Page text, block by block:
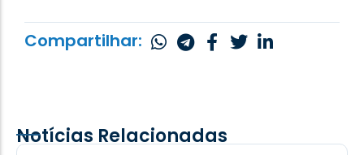
Compartilhar:
Notícias Relacionadas